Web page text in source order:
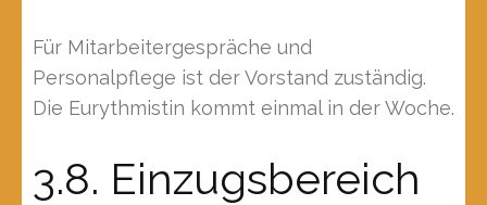
Für Mitarbeitergespräche und
Personalpflege ist der Vorstand zuständig.
Die Eurythmistin kommt einmal in der Woche.
3.8. Einzugsbereich